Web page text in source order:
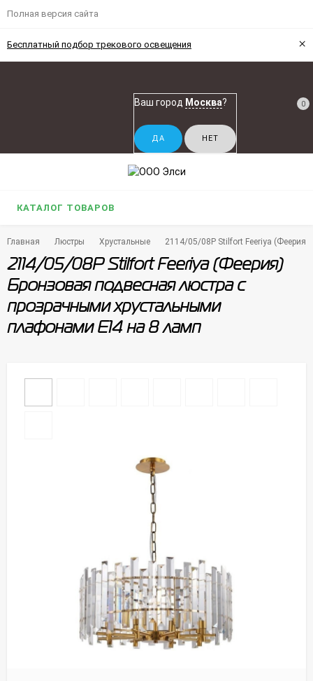
Полная версия сайта
Бесплатный подбор трекового освещения ×
Ваш город Москва? 0
КАТАЛОГ ТОВАРОВ
Главная Люстры Хрустальные 2114/05/08P Stilfort Feeriya
2114/05/08P Stilfort Feeriya (Феерия)
Бронзовая подвесная люстра с
прозрачными хрустальными
плафонами E14 на 8 ламп